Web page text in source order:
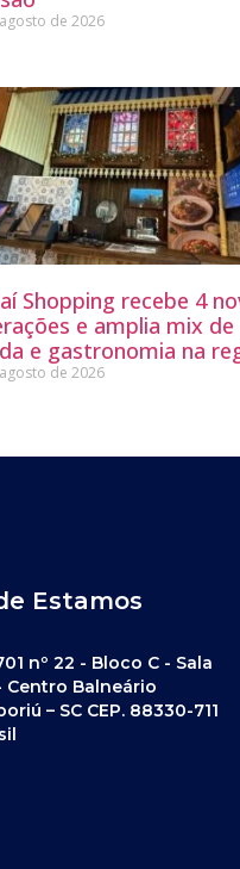
de 2026
Shopping recebe 4
e amplia mix de
e gastronomia na
de 2026
Estamos
nº 22 - Bloco C - Sala
Centro Balneário
– SC CEP. 88330-711